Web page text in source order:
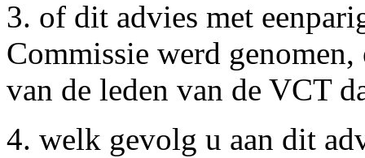
3. of dit advies met
Commissie werd
van de leden van de VCT
4. welk gevolg u aan dit